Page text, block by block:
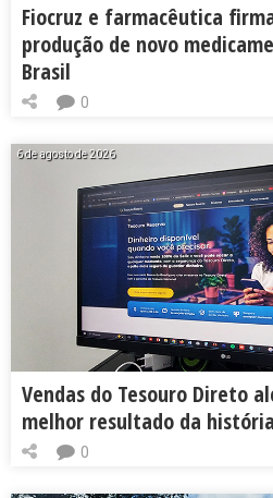
Fiocruz e farmacêutica
produção de novo
Brasil
0
6 de agosto de 2026
Vendas do Tesouro Direto
melhor resultado da história
0